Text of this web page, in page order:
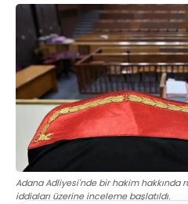
Adana Adliyesi'nde bir hakim hakkında
iddiaları üzerine inceleme başlatıldı.